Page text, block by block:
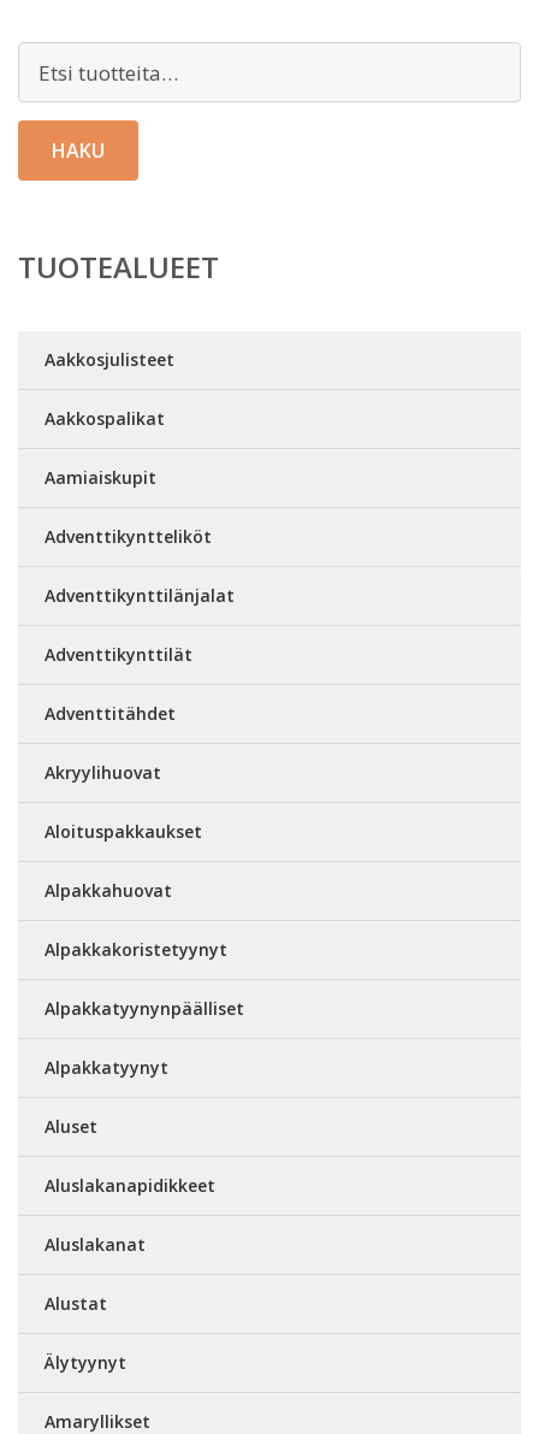
HAKU
TUOTEALUEET
Aakkosjulisteet
Aakkospalikat
Aamiaiskupit
Adventtikyntteliköt
Adventtikynttilänjalat
Adventtikynttilät
Adventtitähdet
Akryylihuovat
Aloituspakkaukset
Alpakkahuovat
Alpakkakoristetyynyt
Alpakkatyynynpäälliset
Alpakkatyynyt
Aluset
Aluslakanapidikkeet
Aluslakanat
Alustat
Älytyynyt
Amaryllikset